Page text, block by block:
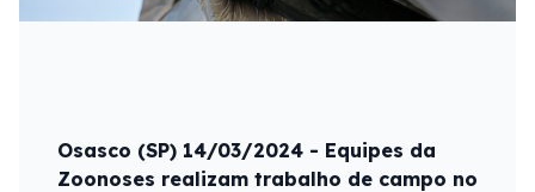
Osasco (SP) 14/03/2024 - Equipes da
Zoonoses realizam trabalho de campo no